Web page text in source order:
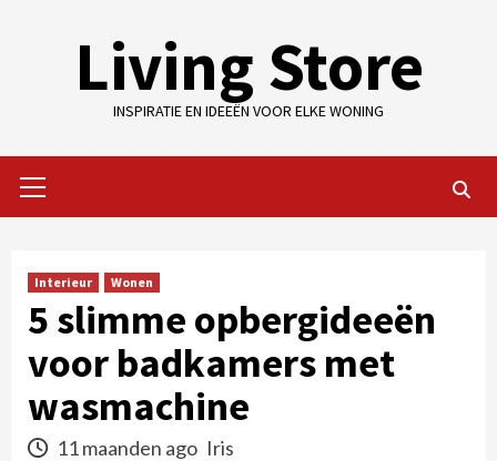
Living Store
INSPIRATIE EN IDEEËN VOOR ELKE WONING
Menu
Interieur Wonen
5 slimme opbergideeën
voor badkamers met
wasmachine
11 maanden ago Iris